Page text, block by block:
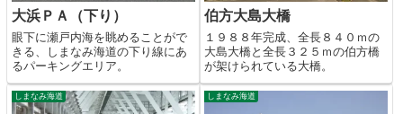
大浜ＰＡ（下り）
眼下に瀬戸内海を眺めることがで
きる、しまなみ海道の下り線にあ
るパーキングエリア。
伯方大島大橋
１９８８年完成、全長８４０ｍの
大島大橋と全長３２５ｍの伯方橋
が架けられている大橋。
しまなみ海道 しまなみ海道